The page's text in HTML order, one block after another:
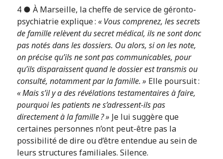
4 ● À Marseille, la cheffe de service de géronto-
psychiatrie explique : « Vous comprenez, les secrets
de famille relèvent du secret médical, ils ne sont donc
pas notés dans les dossiers. Ou alors, si on les note,
on précise qu’ils ne sont pas communicables, pour
qu’ils disparaissent quand le dossier est transmis ou
consulté, notamment par la famille. » Elle poursuit :
« Mais s’il y a des révélations testamentaires à faire,
pourquoi les patients ne s’adressent-ils pas
directement à la famille ? » Je lui suggère que
certaines personnes n’ont peut-être pas la
possibilité de dire ou d’être entendue au sein de
leurs structures familiales. Silence.